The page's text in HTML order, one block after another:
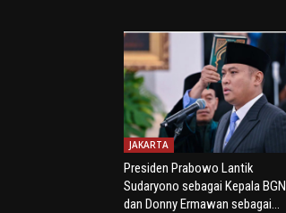
JAKARTA
Presiden Prabowo Lantik
Sudaryono sebagai Kepala BGN
dan Donny Ermawan sebagai...